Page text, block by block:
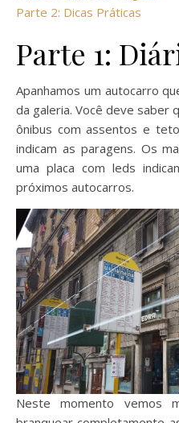
Parte 2: Dicas Práticas
Parte 1:
Apanhamos um autocarro
da galeria. Você deve saber
ônibus com assentos e
indicam as paragens. Os
uma placa com leds
próximos autocarros.
Neste momento vemos